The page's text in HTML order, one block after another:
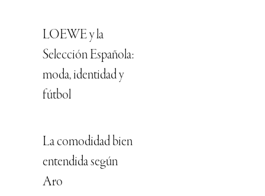
LOEWE y la
Selección Española:
moda, identidad y
fútbol
La comodidad bien
entendida según
Aro